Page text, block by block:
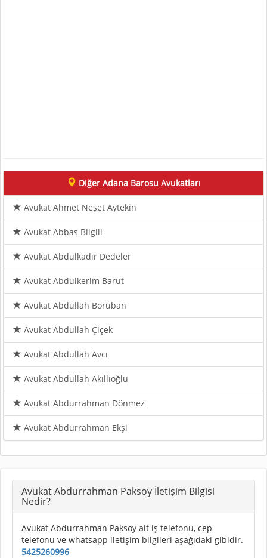
Diğer Adana Barosu Avukatları
Avukat Ahmet Neşet Aytekin
Avukat Abbas Bilgili
Avukat Abdulkadir Dedeler
Avukat Abdulkerim Barut
Avukat Abdullah Börüban
Avukat Abdullah Çiçek
Avukat Abdullah Avcı
Avukat Abdullah Akıllıoğlu
Avukat Abdurrahman Dönmez
Avukat Abdurrahman Ekşi
Avukat Abdurrahman Paksoy İletişim Bilgisi
Nedir?
Avukat Abdurrahman Paksoy ait iş telefonu, cep
telefonu ve whatsapp iletişim bilgileri aşağıdaki gibidir.
5425260996